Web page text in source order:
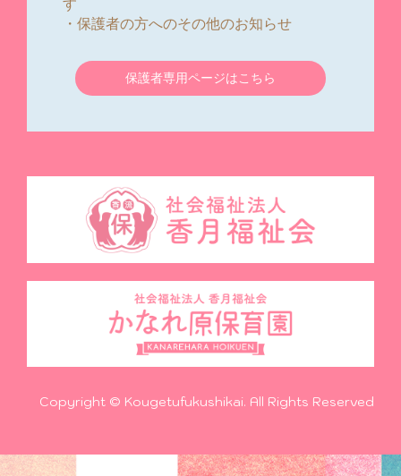
す
・保護者の方へのその他のお知らせ
保護者専用ページはこちら
Copyright © Kougetufukushikai. All Rights Reserved